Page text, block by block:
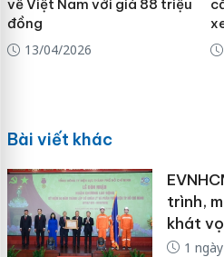
về Việt Nam với giá 88 triệu
đồng
13/04/2026
Bài viết khác
trình,
khát
1